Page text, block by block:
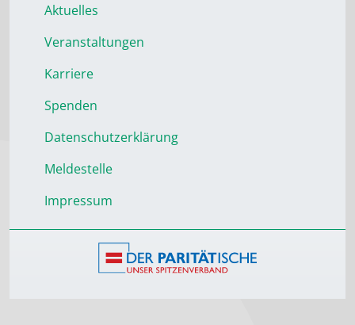
Aktuelles
Veranstaltungen
Karriere
Spenden
Datenschutzerklärung
Meldestelle
Impressum